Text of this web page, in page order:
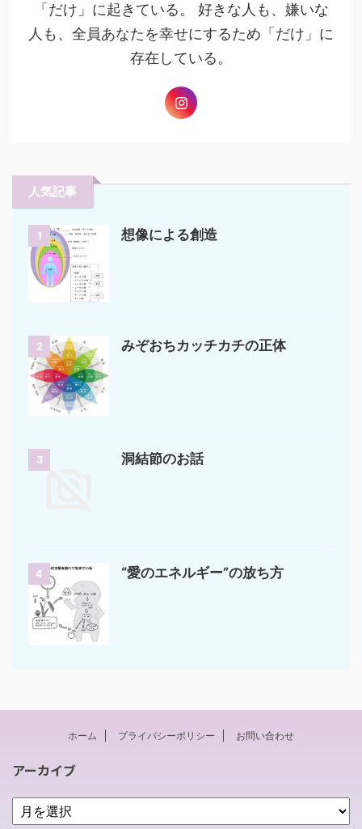
「だけ」に起きている。 好きな人も、嫌いな
人も、全員あなたを幸せにするため「だけ」に
存在している。
人気記事
1 想像による創造
2 みぞおちカッチカチの正体
3 洞結節のお話
4 “愛のエネルギー”の放ち方
ホーム プライバシーポリシー お問い合わせ
アーカイブ